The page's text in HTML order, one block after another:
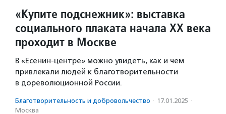
«Купите подснежник»: выставка
социального плаката начала ХХ века
проходит в Москве
В «Есенин-центре» можно увидеть, как и чем
привлекали людей к благотворительности
в дореволюционной России.
Благотвори­тель­ность и доброволь­чест­во · 17.01.2025 ·
Москва